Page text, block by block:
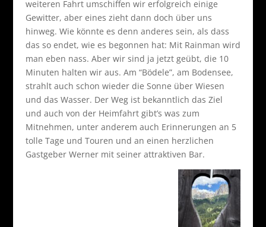
weiteren Fahrt umschiffen wir erfolgreich einige
Gewitter, aber eines zieht dann doch über uns
hinweg. Wie könnte es denn anderes sein, als dass
das so endet, wie es begonnen hat: Mit Rainman wird
man eben nass. Aber wir sind ja jetzt geübt, die 10
Minuten halten wir aus. Am “Bödele”, am Bodensee,
strahlt auch schon wieder die Sonne über Wiesen
und das Wasser. Der Weg ist bekanntlich das Ziel
und auch von der Heimfahrt gibt’s was zum
Mitnehmen, unter anderem auch Erinnerungen an 5
tolle Tage und Touren und an einen herzlichen
Gastgeber Werner mit seiner attraktiven Bar.